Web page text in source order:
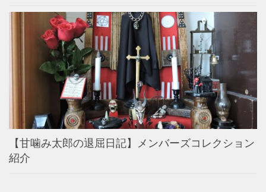
【甘噛み太郎の退屈日記】メンバーズコレクション
紹介